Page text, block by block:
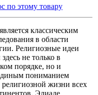
по этому товару
классическим
в области
Религиозные идеи
не только в
порядке, но и
пониманием
религиозной жизни всех
Элиаде